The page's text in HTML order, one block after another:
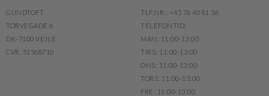
GUNDTOFT
TORVEGADE 6
DK-7100 VEJLE
CVR. 51568710
TLF.NR.: +45 76 40 81 36
TELEFONTID:
MAN: 11:00-13:00
TIRS: 11:00-13:00
ONS: 11:00-13:00
TORS: 11:00-13:00
FRE: 11:00-13:00